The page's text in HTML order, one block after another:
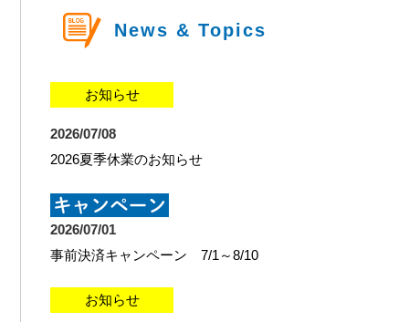
News & Topics
お知らせ
2026/07/08
2026夏季休業のお知らせ
2026/07/01
事前決済キャンペーン 7/1～8/10
お知らせ